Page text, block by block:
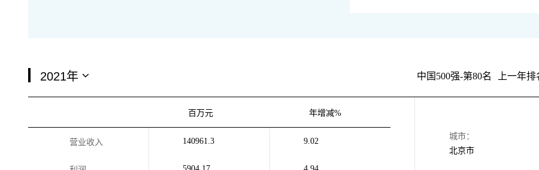
中国500强-第80名 上一年
百万元 年增减%
营业收入 140961.3 9.02
城市：
北京市